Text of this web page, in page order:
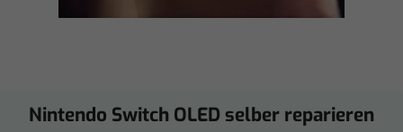
Nintendo Switch OLED selber reparieren